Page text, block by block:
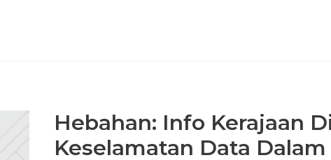
Hebahan: Info Kerajaan
Keselamatan Data